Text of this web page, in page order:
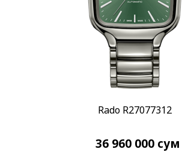
Rado R27077312
36 960 000 сум